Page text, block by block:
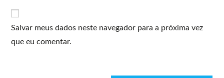
Salvar meus dados neste navegador para a próxima vez
que eu comentar.